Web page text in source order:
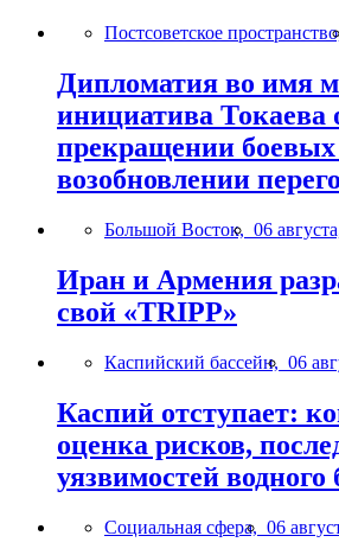
Постсоветское
Дипломатия во имя
инициатива Токаева
прекращении боевых
возобновлении
Большой Восток, 06
Иран и Армения
свой «TRIPP»
Каспийский бассейн, 06
Каспий отступает:
оценка рисков,
уязвимостей водного
Социальная сфера, 06